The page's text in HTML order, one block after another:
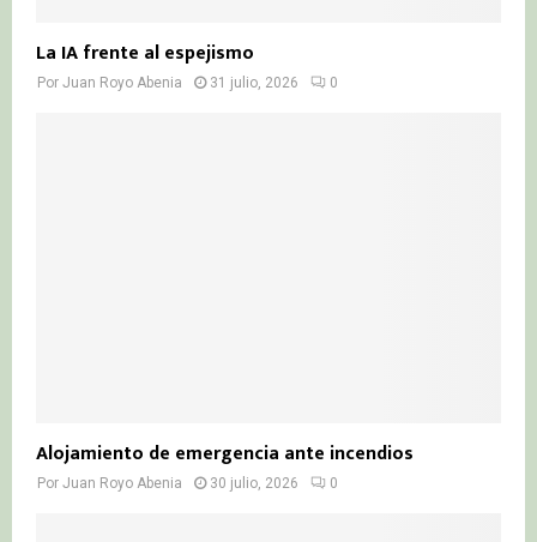
La IA frente al espejismo
Por Juan Royo Abenia 31 julio, 2026 0
Alojamiento de emergencia ante incendios
Por Juan Royo Abenia 30 julio, 2026 0